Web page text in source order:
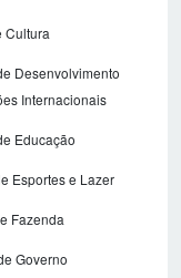
Cultura
Desenvolvimento
Internacionais
Educação
Esportes e Lazer
Fazenda
Governo